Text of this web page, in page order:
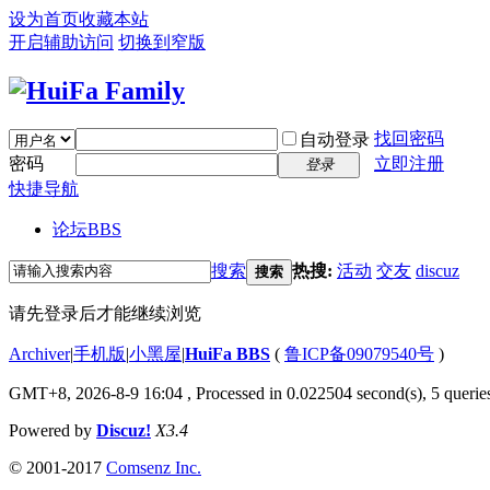
设为首页收藏本站
开启辅助访问 切换到窄版
自动登录 找回密码
密码
登录
立即注册
快捷导航
论坛BBS
搜索 搜索 热搜: 活动 交友 discuz
请先登录后才能继续浏览
Archiver|手机版|小黑屋|HuiFa BBS ( 鲁ICP备09079540号 )
GMT+8, 2026-8-9 16:04 , Processed in 0.022504 second(s), 5
Powered by Discuz! X3.4
© 2001-2017 Comsenz Inc.